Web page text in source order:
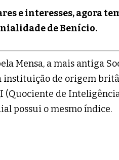
e interesses, agora
de Benício.
Mensa, a mais antiga
instituição de origem
(Quociente de
possui o mesmo índice.